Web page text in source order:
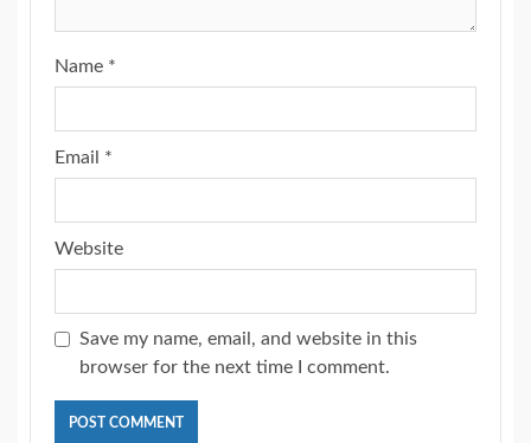
Name *
Email *
Website
Save my name, email, and website in this
browser for the next time I comment.